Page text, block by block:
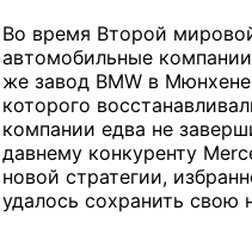
Во время Второй
автомобильные
же завод BMW в
которого
компании едва не
давнему конкуренту
новой стратегии,
удалось сохранить свою